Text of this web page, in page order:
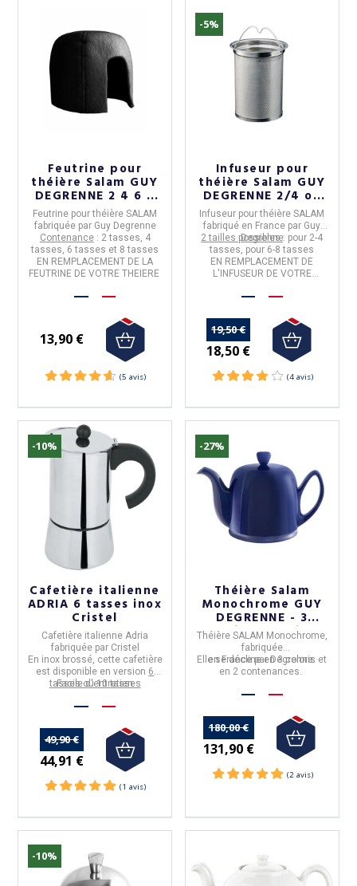
(36 avis)
Feutrine pour
théière Salam GUY
DEGRENNE 2 4 6 8
tasses
Feutrine pour théière SALAM
fabriquée par Guy Degrenne
Contenance: 2 tasses, 4
tasses, 6 tasses et 8 tasses
EN REMPLACEMENT DE LA
FEUTRINE DE VOTRE THEIERE
13,90 €
-5%
Infuseur pour
théière Salam GUY
DEGRENNE 2/4 ou
6/8 tasses
Infuseur pour théière SALAM
fabriqué en France par Guy
Degrenne
2 tailles possibles: pour 2-4
tasses, pour 6-8 tasses
EN REMPLACEMENT DE
L'INFUSEUR DE VOTRE
19,50 €
18,50 €
-10%
Cafetière italienne
ADRIA 6 tasses inox
Cristel
Cafetière italienne Adria
fabriquée par Cristel
En inox brossé, cette cafetière
est disponible en version 6
tasses ou 10 tasses
Facile d'entretien
49,90 €
44,91 €
-27%
Théière Salam
Monochrome GUY
DEGRENNE - 3
coloris et 2 tailles
Théière SALAM Monochrome,
fabriquée
enFranceparDegrenne.
Elle se décline en 3 coloris et
en 2 contenances.
180,00 €
131,90 €
-10%